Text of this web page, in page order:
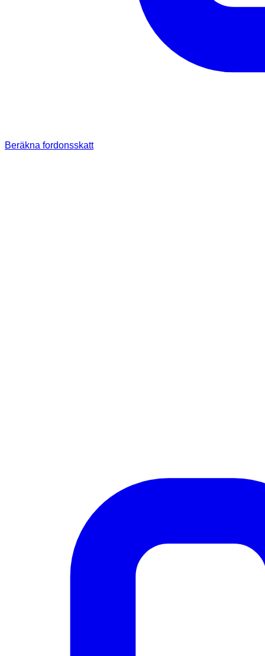
Beräkna fordonsskatt